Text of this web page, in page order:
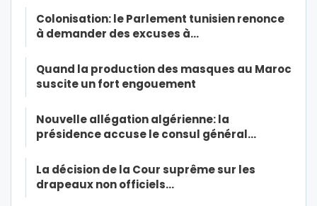
Colonisation: le Parlement tunisien renonce
à demander des excuses à…
Quand la production des masques au Maroc
suscite un fort engouement
Nouvelle allégation algérienne: la
présidence accuse le consul général…
La décision de la Cour suprême sur les
drapeaux non officiels…